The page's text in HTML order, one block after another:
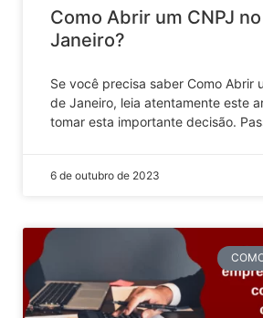
Como Abrir um CNPJ
Janeiro?
Se você precisa saber Como Abrir
de Janeiro, leia atentamente este
tomar esta importante decisão.
6 de outubro de 2023